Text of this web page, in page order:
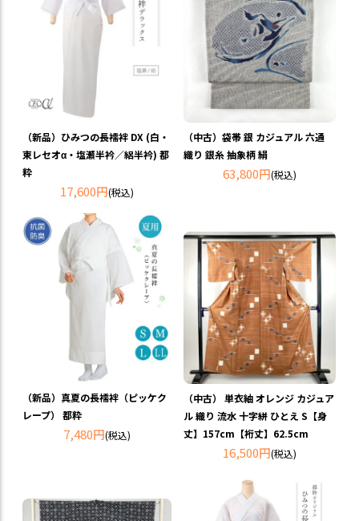
（新品）ひみつの長襦袢 DX (白・
東レセオα・塩瀬半衿／絽半衿) 都
粋
17,600円(税込)
（中古）袋帯 銀 カジュアル 六通
織り 銀糸 抽象柄 絹
63,800円(税込)
（新品）真夏の長襦袢（ピッケク
レープ） 都粋
7,480円(税込)
（中古） 単衣紬 オレンジ カジュア
ル 織り 流水 十字絣 ひとえ S【身
丈】157cm【裄丈】62.5cm
16,500円(税込)